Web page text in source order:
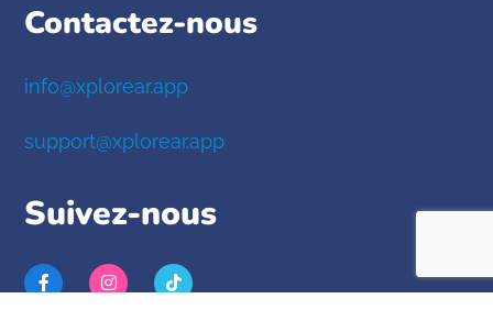
Contactez-nous
info@xplorear.app
support@xplorear.app
Suivez-nous